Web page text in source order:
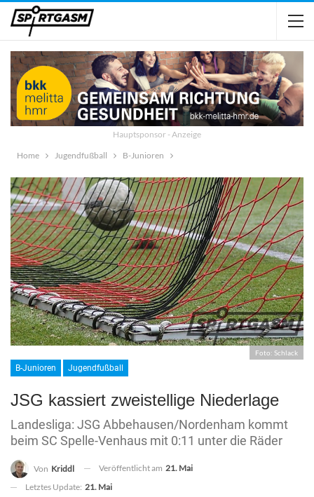
Hauptsponsor - Anzeige
Home
Jugendfußball B-Junioren
Foto: Schlack
B-Junioren Jugendfußball
JSG kassiert zweistellige Niederlage
Landesliga: JSG Abbehausen/Nordenham kommt
beim SC Spelle-Venhaus mit 0:11 unter die Räder
Von Kriddl Veröffentlicht am 21. Mai
Letztes Update: 21. Mai